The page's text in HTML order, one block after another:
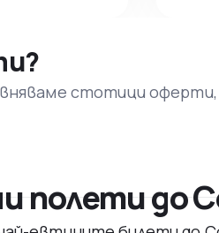
стотици
полети до